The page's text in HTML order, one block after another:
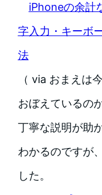
iPhoneの余計
字入力・キーボ
法
（ via おまえは
おぼえているのか
丁寧な説明が助
わかるのですが
した。